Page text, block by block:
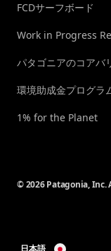
FCDサーフボード
Work in Progress
パタゴニアのコアバ
環境助成金プログラ
1% for the Planet
© 2026 Patagonia, Inc.
日本語